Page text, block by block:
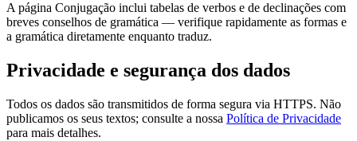
A página Conjugação inclui tabelas de verbos e de declinações com
breves conselhos de gramática — verifique rapidamente as formas e
a gramática diretamente enquanto traduz.
Privacidade e segurança dos dados
Todos os dados são transmitidos de forma segura via HTTPS. Não
publicamos os seus textos; consulte a nossa Política de Privacidade
para mais detalhes.